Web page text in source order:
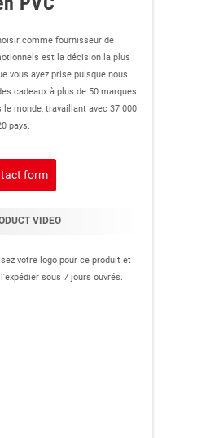
comme fournisseur de
est la décision la plus
vous ayez prise puisque nous
cadeaux à plus de 50 marques
le monde, travaillant avec 37 000
pays.
form
VIDEO
votre logo pour ce produit et
sous 7 jours ouvrés.